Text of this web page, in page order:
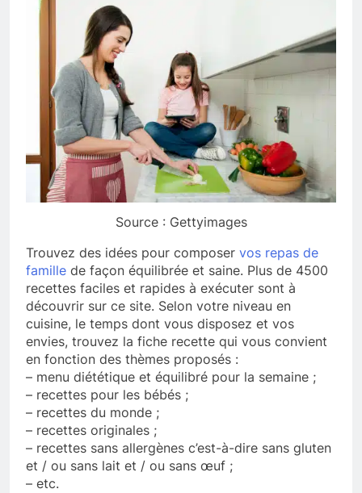
Source : Gettyimages
Trouvez des idées pour composer vos repas de
famille de façon équilibrée et saine. Plus de 4500
recettes faciles et rapides à exécuter sont à
découvrir sur ce site. Selon votre niveau en
cuisine, le temps dont vous disposez et vos
envies, trouvez la fiche recette qui vous convient
en fonction des thèmes proposés :
– menu diététique et équilibré pour la semaine ;
– recettes pour les bébés ;
– recettes du monde ;
– recettes originales ;
– recettes sans allergènes c’est-à-dire sans gluten
et / ou sans lait et / ou sans œuf ;
– etc.